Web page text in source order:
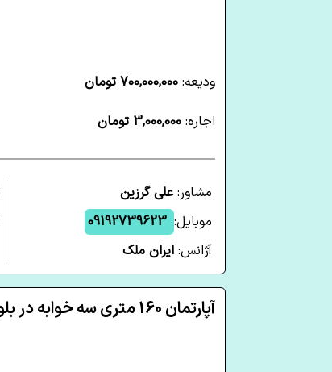
ودیعه: 700,000,000 تومان
اجاره: 3,000,000 تومان
مشاور: علی گرزین
موبایل: 09192739623
آژانس: ایران ملک
آپارتمان 160 متری سه خوابه در بلوار پیشوا شاهرود